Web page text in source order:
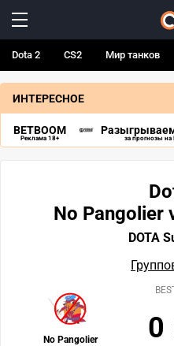
Dota 2 CS2 Мир танков
ИНТЕРЕСНОЕ
BETBOOM
Реклама 18+ за прогнозы на
No Pangolier
DOTA
No Pangolier 0